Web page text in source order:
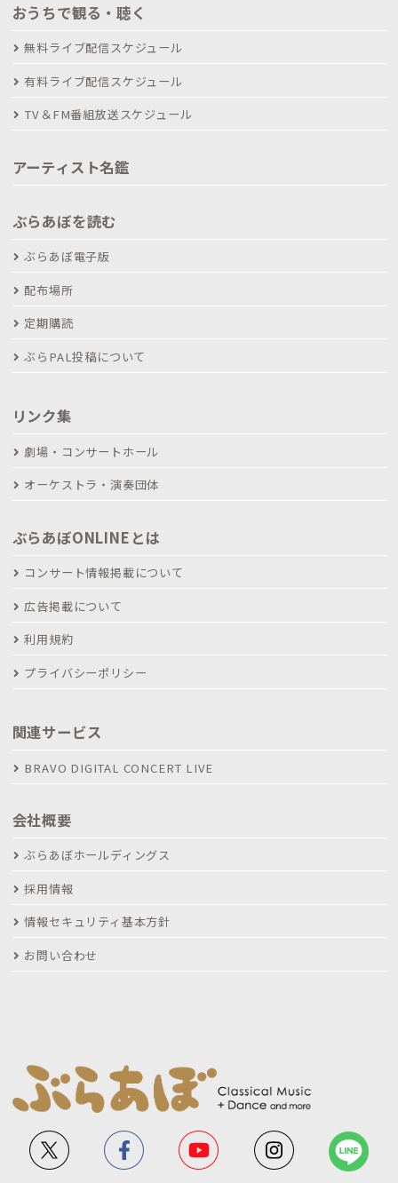
おうちで観る・聴く
無料ライブ配信スケジュール
有料ライブ配信スケジュール
TV＆FM番組放送スケジュール
アーティスト名鑑
ぶらあぼを読む
ぶらあぼ電子版
配布場所
定期購読
ぶらPAL投稿について
リンク集
劇場・コンサートホール
オーケストラ・演奏団体
ぶらあぼONLINEとは
コンサート情報掲載について
広告掲載について
利用規約
プライバシーポリシー
関連サービス
BRAVO DIGITAL CONCERT LIVE
会社概要
ぶらあぼホールディングス
採用情報
情報セキュリティ基本方針
お問い合わせ